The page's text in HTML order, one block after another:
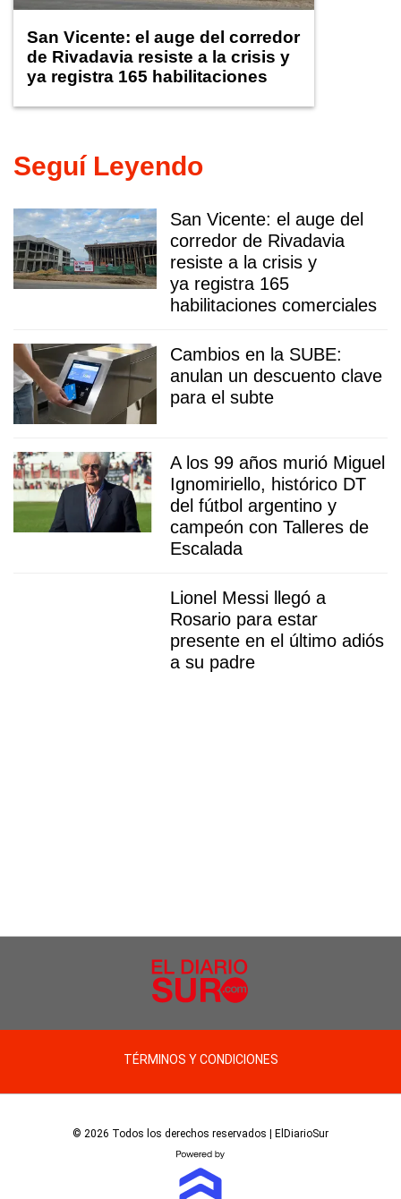
San Vicente: el auge del corredor
de Rivadavia resiste a la crisis y
ya registra 165 habilitaciones
Seguí Leyendo
San Vicente: el auge del
corredor de Rivadavia
resiste a la crisis y
ya registra 165
habilitaciones comerciales
Cambios en la SUBE:
anulan un descuento clave
para el subte
A los 99 años murió Miguel
Ignomiriello, histórico DT
del fútbol argentino y
campeón con Talleres de
Escalada
Lionel Messi llegó a
Rosario para estar
presente en el último adiós
a su padre
TÉRMINOS Y CONDICIONES
© 2026 Todos los derechos reservados | ElDiarioSur